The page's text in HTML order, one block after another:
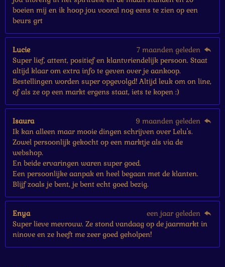
boeien mij en ik hoop jou vooral nog eens te zien op een
beurs grt
Lucie
7 maanden geleden
Super lief, attent, positief en klantvriendelijk persoon. Staat
altijd klaar om extra info te geven over je aankoop.
Bestellingen worden super opgevolgd! Altijd leuk om on line,
of als ze op een markt ergens staat, iets te kopen :)
Isaura
9 maanden geleden
Ik kan alleen maar mooie dingen schrijven over Lelu's.
Zowel persoonlijk gekocht op een marktje als via de
webshop.
En beide ervaringen waren super goed.
Een persoonlijke aanpak en heel begaan met de klanten.
Blijf zoals je bent, je bent echt goed bezig.
Enya
een jaar geleden
Super lieve mevrouw. Ze stond vandaag op de jaarmarkt in
ninove en ze heeft me zeer goed geholpen!